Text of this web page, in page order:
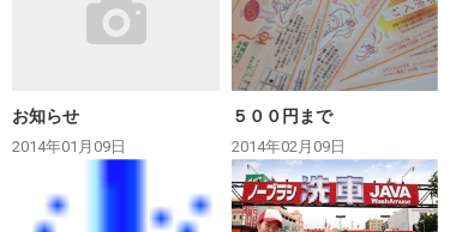
お知らせ
2014年01月09日
５００円まで
2014年02月09日